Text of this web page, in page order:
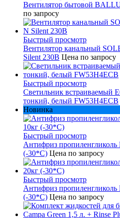
Вентилятор бытовой
по запросу
Быстрый просмотр
Вентилятор канальный
Silent 230В Цена по запросу
Быстрый просмотр
Светильник встраиваемый
тонкий, белый FW53H4ECB
Новинка
Быстрый просмотр
Антифриз
(-30*С) Цена по запросу
Быстрый просмотр
Антифриз
(-30*С) Цена по запросу